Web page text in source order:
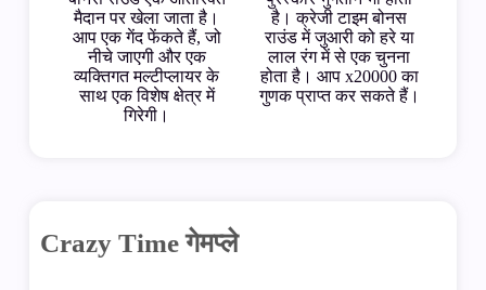
मैदान पर खेला जाता है।
आप एक गेंद फेंकते हैं, जो
नीचे जाएगी और एक
व्यक्तिगत मल्टीप्लायर के
साथ एक विशेष क्षेत्र में
गिरेगी।
है। क्रेजी टाइम बोनस
राउंड में जुआरी को हरे या
लाल रंग में से एक चुनना
होता है। आप x20000 का
गुणक प्राप्त कर सकते हैं।
Crazy Time गेमप्ले